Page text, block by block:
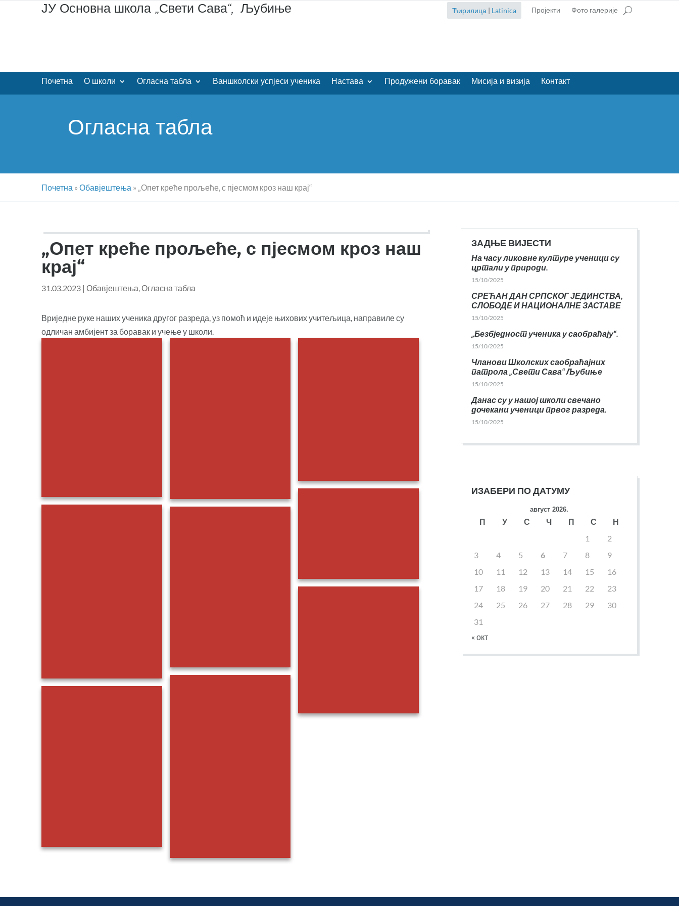
ЈУ Основна школа „Свети Сава“, Љубиње Пројекти Фото галерије
Ћирилица | Latinica
Почетна О школи Огласна табла Ваншколски успјеси ученика Настава Продужени боравак Мисија и визија Контакт
Огласна табла
Почетна » Обавјештења » „Опет креће прољеће, с пјесмом кроз наш крај“
„Опет креће прољеће, с пјесмом кроз наш
крај“
31.03.2023 | Обавјештења Огласна табла
Вриједне руке наших ученика другог разреда, уз помоћ и идеје њихових учитељица, направиле су
одличан амбијент за боравак и учење у школи.
ЗАДЊЕ ВИЈЕСТИ
На часу ликовне културе ученици су
цртали у природи.
15/10/2025
СРЕЋАН ДАН СРПСКОГ ЈЕДИНСТВА,
СЛОБОДЕ И НАЦИОНАЛНЕ ЗАСТАВЕ
15/10/2025
„Безбједност ученика у саобраћају“.
15/10/2025
Чланови Школских саобраћајних
патрола „Свети Сава“ Љубиње
15/10/2025
Данас су у нашој школи свечано
дочекани ученици првог разреда.
15/10/2025
ИЗАБЕРИ ПО ДАТУМУ
август 2026.
П У С Ч П С
Н
1
2
3
4 5 6 7 8
9
10
11 12 13 14 15
16
17
18 19 20 21 22
23
24
25 26 27 28 29
30
31
« окт